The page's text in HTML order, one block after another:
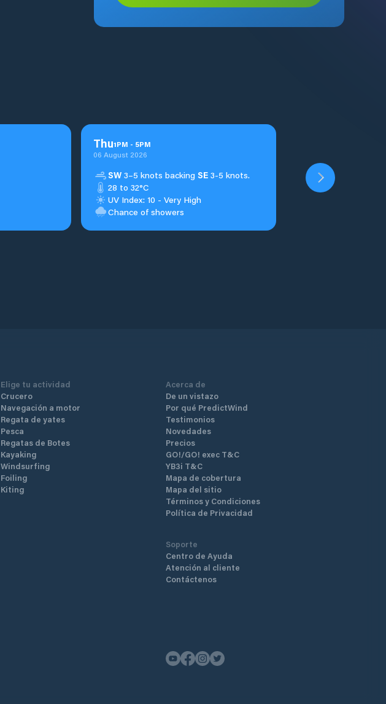
Thu1PM - 5PM
06 August 2026
SW 3–5 knots backing SE 3-5 knots.
28 to 32°C
UV Index: 10 - Very High
Chance of showers
Elige tu actividad
Crucero
Navegación a motor
Regata de yates
Pesca
Regatas de Botes
Kayaking
Windsurfing
Foiling
Kiting
Acerca de
De un vistazo
Por qué PredictWind
Testimonios
Novedades
Precios
GO!/GO! exec T&C
YB3i T&C
Mapa de cobertura
Mapa del sitio
Términos y Condiciones
Política de Privacidad
Soporte
Centro de Ayuda
Atención al cliente
Contáctenos